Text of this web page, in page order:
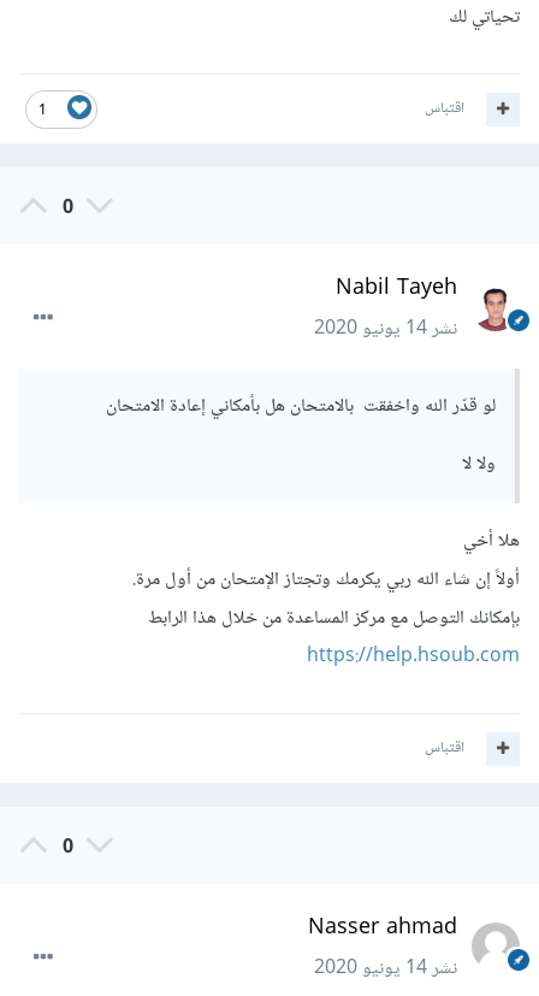
تحياتي لك
1 اقتباس
0
Nabil Tayeh
نشر14 يونيو 2020
لو قدّر الله واخفقت بالامتحان هل بأمكاني إعادة الامتحان
ولا لا
هلا أخي
أولاً إن شاء الله ربي يكرمك وتجتاز الإمتحان من أول مرة.
بإمكانك التوصل مع مركز المساعدة من خلال هذا الرابط
https://help.hsoub.com
اقتباس
0
Nasser ahmad
نشر14 يونيو 2020